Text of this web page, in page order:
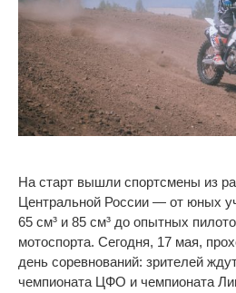
На старт вышли спортсмены из
Центральной России — от юных
65 см³ и 85 см³ до опытных
мотоспорта. Сегодня, 17 мая,
день соревнований: зрителей
чемпионата ЦФО и чемпионата